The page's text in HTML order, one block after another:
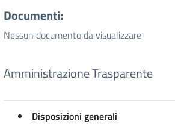
Documenti:
Nessun documento da visualizzare
Amministrazione Trasparente
Disposizioni generali